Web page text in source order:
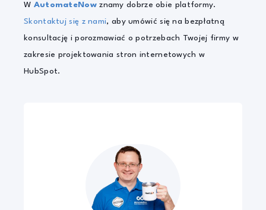
W AutomateNowznamy dobrze obie platformy.
Skontaktuj się z nami, aby umówić się na bezpłatną
konsultację i porozmawiać o potrzebach Twojej firmy w
zakresie projektowania stron internetowych w
HubSpot.